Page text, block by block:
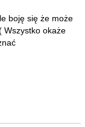
boję się że może
Wszystko okaże